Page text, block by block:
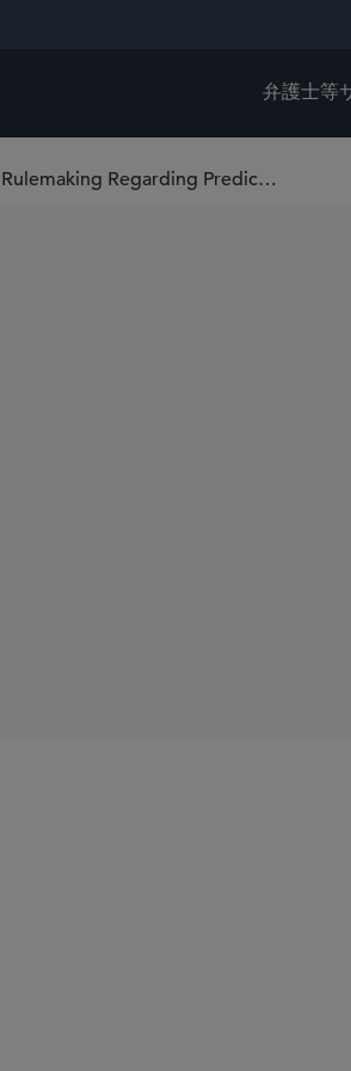
弁護士等
U.S. CFTC Issues Guidance, Advance Notice of Proposed Rulemaking Regarding Prediction Markets